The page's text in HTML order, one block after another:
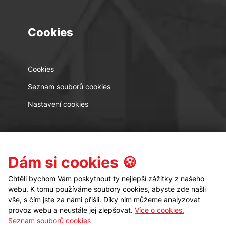
Cookies
Cookies
Seznam souborů cookies
Nastavení cookies
Kontakt Sledujte nás
Dám si cookies 🍪
Chtěli bychom Vám poskytnout ty nejlepší zážitky z našeho
webu. K tomu používáme soubory cookies, abyste zde našli
vše, s čím jste za námi přišli. Díky nim můžeme analyzovat
provoz webu a neustále jej zlepšovat. Více o cookies.
Seznam souborů cookies